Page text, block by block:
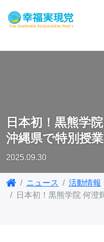
日本初！黒熊学
沖縄県で特別授業
2025.09.30
ニュース
活動情報
日本初！黒熊学院 何澄